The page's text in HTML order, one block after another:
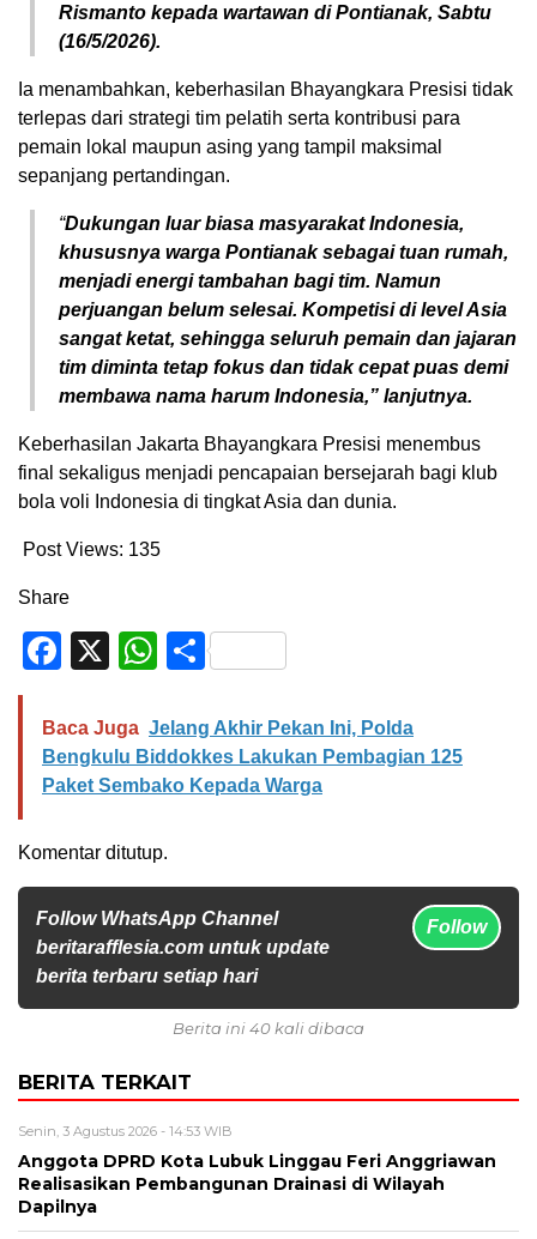
Rismanto kepada wartawan di Pontianak, Sabtu
(16/5/2026).
Ia menambahkan, keberhasilan Bhayangkara Presisi tidak
terlepas dari strategi tim pelatih serta kontribusi para
pemain lokal maupun asing yang tampil maksimal
sepanjang pertandingan.
“Dukungan luar biasa masyarakat Indonesia,
khususnya warga Pontianak sebagai tuan rumah,
menjadi energi tambahan bagi tim. Namun
perjuangan belum selesai. Kompetisi di level Asia
sangat ketat, sehingga seluruh pemain dan jajaran
tim diminta tetap fokus dan tidak cepat puas demi
membawa nama harum Indonesia,” lanjutnya.
Keberhasilan Jakarta Bhayangkara Presisi menembus
final sekaligus menjadi pencapaian bersejarah bagi klub
bola voli Indonesia di tingkat Asia dan dunia.
Post Views: 135
Share
Facebook
X WhatsApp
Share
Baca Juga Jelang Akhir Pekan Ini, Polda
Bengkulu Biddokkes Lakukan Pembagian 125
Paket Sembako Kepada Warga
Komentar ditutup.
Follow WhatsApp Channel
beritarafflesia.com untuk update
berita terbaru setiap hari
Follow
Berita ini 40 kali dibaca
BERITA TERKAIT
Senin, 3 Agustus 2026 - 14:53 WIB
Anggota DPRD Kota Lubuk Linggau Feri Anggriawan
Realisasikan Pembangunan Drainasi di Wilayah
Dapilnya